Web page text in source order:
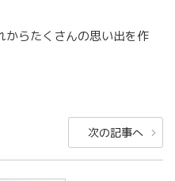
からたくさんの思い出を作
の
投
次の記事へ